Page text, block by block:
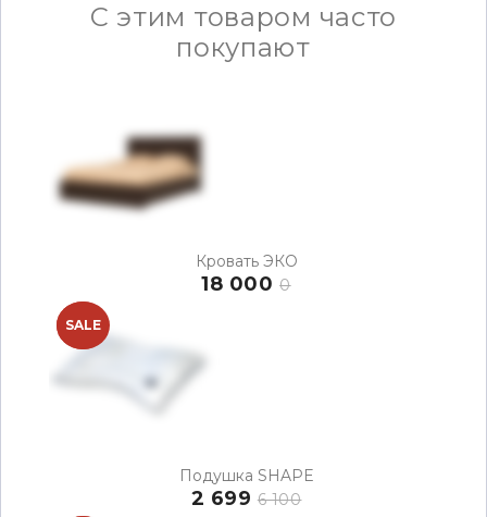
С этим товаром часто
покупают
Кровать ЭКО
18 0000
NEW
SALE
Подушка SHAPE
2 699 6 100